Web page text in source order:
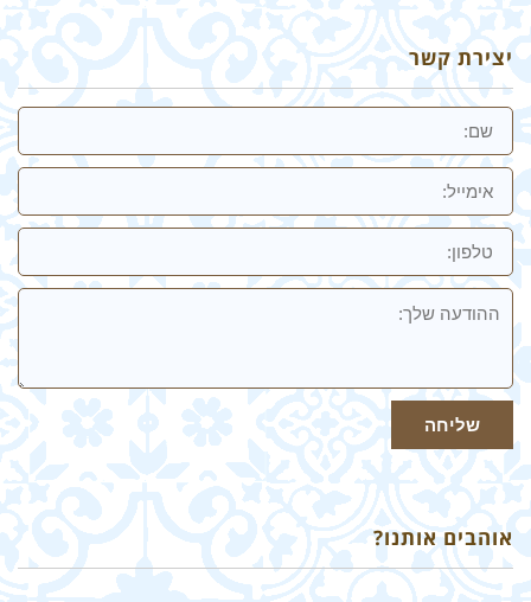
יצירת קשר
שם
אימייל
טלפון:
ההודעה
שלך
שליחה
אוהבים אותנו?